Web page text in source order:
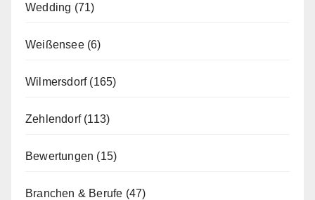
Wedding (71)
Weißensee(6)
Wilmersdorf(165)
Zehlendorf(113)
Bewertungen (15)
Branchen & Berufe (47)